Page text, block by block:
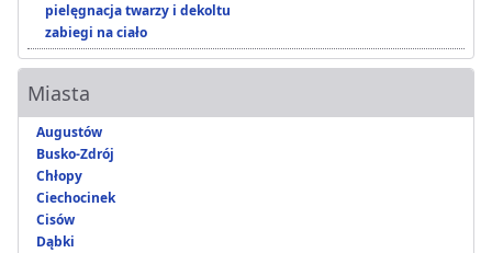
pielęgnacja twarzy i dekoltu
zabiegi na ciało
Miasta
Augustów
Busko-Zdrój
Chłopy
Ciechocinek
Cisów
Dąbki